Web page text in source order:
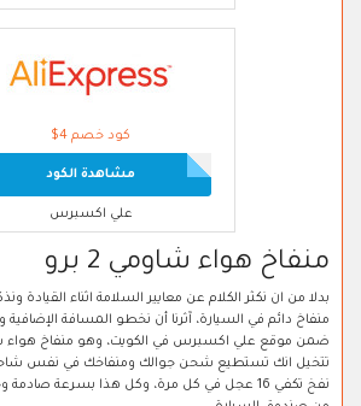
كود خصم 4$
مشاهدة الكود
علي اكسبرس
منفاخ هواء شاومي 2 برو
بدلا من ان نكثر الكلام عن معايير السلامة اثناء القيادة
منفاخ دائم في السيارة، آثرنا أن نخطو المسافة
تتخيل انك تستطيع شحن جوالك ومنفاخك في نفس
نفخ تكفي 16 عجل في كل مرة، وكل هذا بسرعة